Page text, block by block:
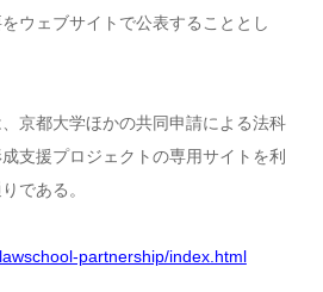
ウェブサイトで公表することとし
京都大学ほかの共同申請による法科
支援プロジェクトの専用サイトを利
である。
partnership/index.html